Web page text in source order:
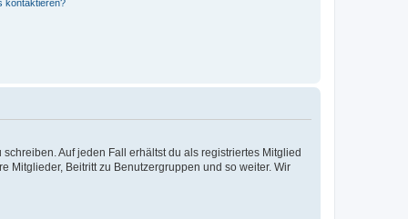
kontaktieren?
Auf jeden Fall erhältst du als registriertes Mitglied
Mitglieder, Beitritt zu Benutzergruppen und so weiter. Wir